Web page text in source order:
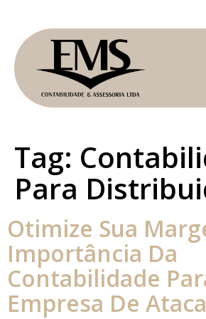
Tag:
Para
Otimize Sua
Importância Da
Contabilidade
Empresa De